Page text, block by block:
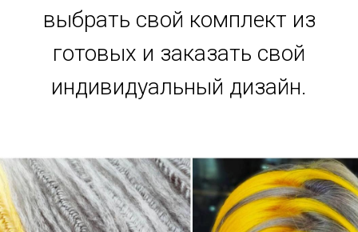
выбрать свой комплект из
готовых и заказать свой
индивидуальный дизайн.